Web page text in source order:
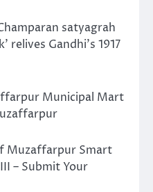
satyagrah
relives Gandhi’s 1917
Municipal Mart
Muzaffarpur Smart
– Submit Your